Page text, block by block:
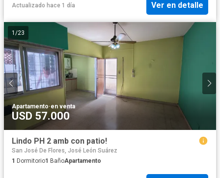
Actualizado hace 1 día Ver en detalle
1 /23
Apartamento·en venta
USD 57.000
Lindo PH 2 amb con patio!
San José De Flores, José León Suárez
1 Dormitorio1 BañoApartamento